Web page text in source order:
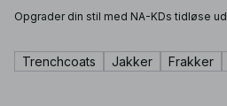
Opgrader din stil med NA-KDs tidløse
klassiske reverskraver, til trendy
trenchcoats og korte denimjakker –
Trenchcoats Jakker Frakker